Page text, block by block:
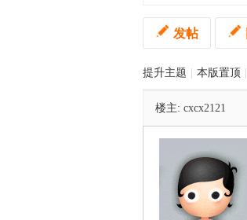
发帖
提升主题 本版置顶
楼主: cxcx2121